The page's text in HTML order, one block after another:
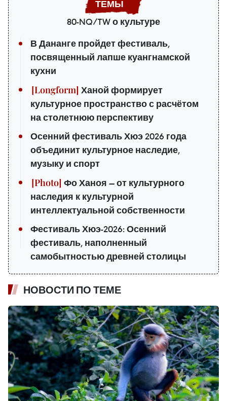
80-NQ/TW о культуре
В Дананге пройдет фестиваль,
посвященный лапше куангнамской
кухни
Ханой формирует
культурное пространство с расчётом
на столетнюю перспективу
Осенний фестиваль Хюэ 2026 года
объединит культурное наследие,
музыку и спорт
Фо Ханоя — от культурного
наследия к культурной
интеллектуальной собственности
Фестиваль Хюэ-2026: Осенний
фестиваль, наполненный
самобытностью древней столицы
НОВОСТИ ПО ТЕМЕ